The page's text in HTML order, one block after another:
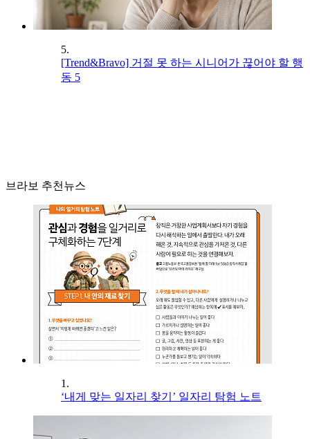
5.
[Trend&Bravo] 거절 못 하는 시니어가 끊어야 할 행
동 5
브라보 추천뉴스
1.
‘내게 맞는 일자리 찾기’ 일자리 탐험 노트